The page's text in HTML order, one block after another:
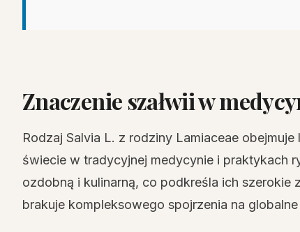
Znaczenie szałwii w
Rodzaj Salvia L. z rodziny Lamiaceae
świecie w tradycyjnej medycynie i praktykach
ozdobną i kulinarną, co podkreśla ich szerokie
brakuje kompleksowego spojrzenia na